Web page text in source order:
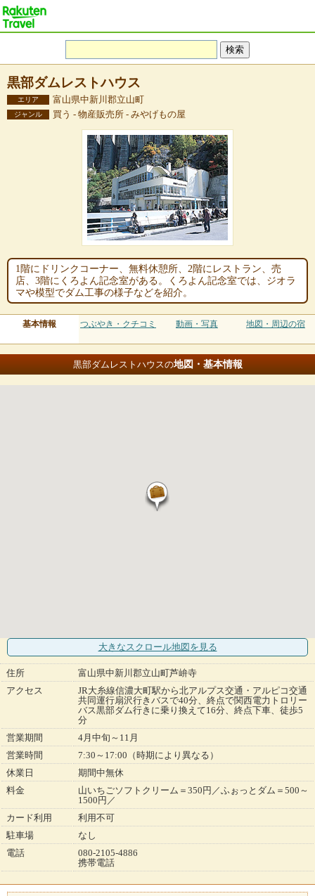
黒部ダムレストハウス
エリア 富山県中新川郡立山町
ジャンル 買う - 物産販売所 - みやげもの屋
1階にドリンクコーナー、無料休憩所、2階にレストラン、売
店、3階にくろよん記念室がある。くろよん記念室では、ジオラ
マや模型でダム工事の様子などを紹介。
基本情報 つぶやき・クチコミ 動画・写真 地図・周辺の宿
黒部ダムレストハウスの地図・基本情報
大きなスクロール地図 を見る
住所
富山県中新川郡立山町芦峅寺
アクセス
JR大糸線信濃大町駅から北アルプス交通・アルピコ交通
共同運行扇沢行きバスで40分、終点で関西電力トロリー
バス黒部ダム行きに乗り換えて16分、終点下車、徒歩5
分
営業期間
4月中旬～11月
営業時間
7:30～17:00（時期により異なる）
休業日
期間中無休
料金
山いちごソフトクリーム＝350円／ふぉっとダム＝500～
1500円／
カード利用
利用不可
駐車場
なし
電話
080-2105-4886
携帯電話